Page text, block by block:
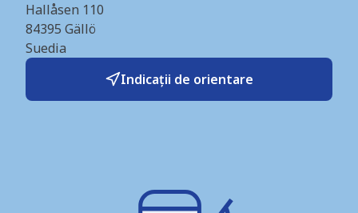
Hallåsen 110
84395 Gällö
Suedia
Indicații de orientare